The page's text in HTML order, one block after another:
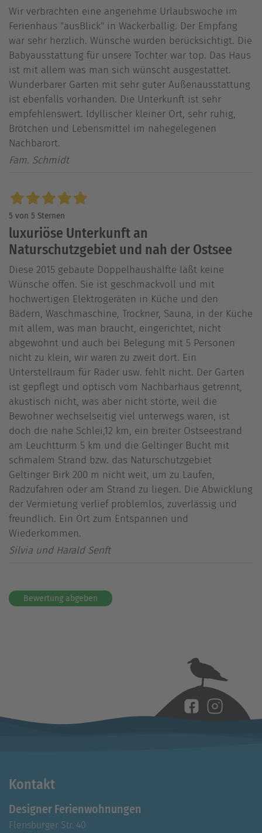
Wir verbrachten eine angenehme Urlaubswoche im
Ferienhaus "ausBlick" in Wackerballig. Der Empfang
war sehr herzlich. Wünsche wurden berücksichtigt. Die
Babyausstattung für unsere Tochter war top. Das Haus
ist mit allem was man sich wünscht ausgestattet.
Wunderbarer Garten mit sehr guter Außenausstattung
ist ebenfalls vorhanden. Die Unterkunft ist sehr
empfehlenswert. Idyllischer kleiner Ort, sehr ruhig,
Brötchen und Lebensmittel im nahegelegenen
Nachbarort.
Fam. Schmidt
5 von 5 Sternen
luxuriöse Unterkunft an
Naturschutzgebiet und nah der Ostsee
Diese 2015 gebaute Doppelhaushälfte läßt keine
Wünsche offen. Sie ist geschmackvoll und mit
hochwertigen Elektrogeräten in Küche und den
Bädern, Waschmaschine, Trockner, Sauna, in der Küche
mit allem, was man braucht, eingerichtet, nicht
abgewohnt und auch bei Belegung mit 5 Personen
nicht zu klein, wir waren zu zweit dort. Ein
Unterstellraum für Räder usw. fehlt nicht. Der Garten
ist gepflegt und optisch vom Nachbarhaus getrennt,
akustisch nicht, was aber nicht störte, weil die
Bewohner wechselseitig viel unterwegs waren, ist
doch die nahe Schlei,12 km, ein breiter Ostseestrand
am Leuchtturm 5 km und die Geltinger Bucht mit
schmalem Strand bzw. das Naturschutzgebiet
Geltinger Birk 200 m nicht weit, um zu Laufen,
Radzufahren oder am Strand zu liegen. Die Abwicklung
der Vermietung verlief problemlos, zuverlässig und
freundlich. Ein Ort zum Entspannen und
Wiederkommen.
Silvia und Harald Senft
Bewertung abgeben
Kontakt
Designer Ferienwohnungen
Flensburger Str. 40